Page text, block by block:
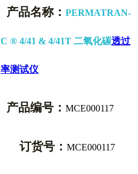
产品名称： PERMATRAN-
C ® 4/41 & 4/41T 二氧化碳透过
率测试仪
产品编号： MCE000117
订货号： MCE000117